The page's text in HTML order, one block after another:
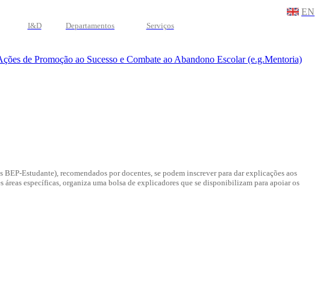
EN
I&D Departamentos Serviços
de Promoção ao Sucesso e Combate ao Abandono Escolar (e.g.Mentoria)
Estudante), recomendados por docentes, se podem inscrever para dar explicações aos
específicas, organiza uma bolsa de explicadores que se disponibilizam para apoiar os